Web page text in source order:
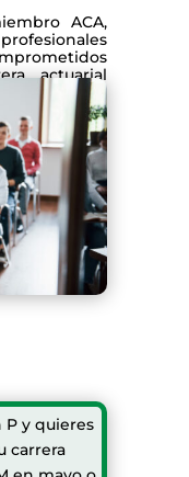
ACA,
actuarial
P y quieres
carrera